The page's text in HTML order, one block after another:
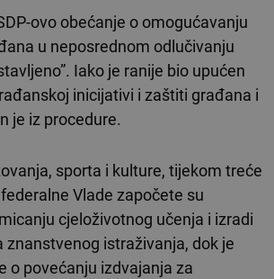
ovo obećanje o omogućavanju
u neposrednom odlučivanju
Iako je ranije bio upućen
inicijativi i zaštiti građana i
je iz procedure.
sporta i kulture, tijekom treće
Vlade započete su
cjeloživotnog učenja i izradi
znanstvenog istraživanja, dok je
o povećanju izdvajanja za